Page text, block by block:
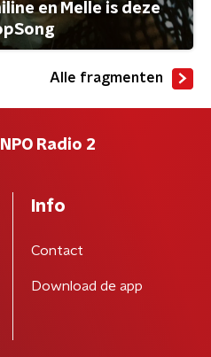
en Melle is deze
Alle fragmenten
Radio 2
Info
Contact
Download de app